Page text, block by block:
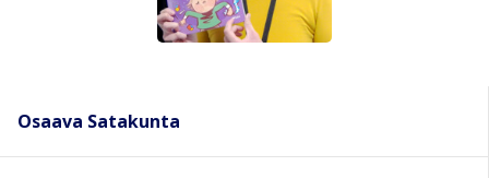
Osaava Satakunta